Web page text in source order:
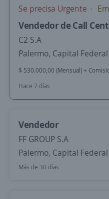
Se precisa Urgente
Vendedor de Call
C2 S.A
Palermo, Capital Federal
$ 530.000,00 (Mensual) +
Hace 7 días
Vendedor
FF GROUP S.A
Palermo, Capital Federal
Más de 30 días